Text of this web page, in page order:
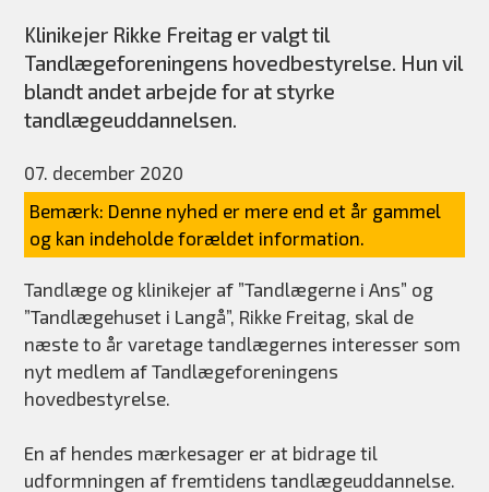
BLIV MEDLEM
Klinikejer Rikke Freitag er valgt til
Tandlægeforeningens hovedbestyrelse. Hun vil
blandt andet arbejde for at styrke
tandlægeuddannelsen.
07. december 2020
Bemærk: Denne nyhed er mere end et år gammel
og kan indeholde forældet information.
Tandlæge og klinikejer af ”Tandlægerne i Ans” og
”Tandlægehuset i Langå”, Rikke Freitag, skal de
næste to år varetage tandlægernes interesser som
nyt medlem af Tandlægeforeningens
hovedbestyrelse.
En af hendes mærkesager er at bidrage til
udformningen af fremtidens tandlægeuddannelse.